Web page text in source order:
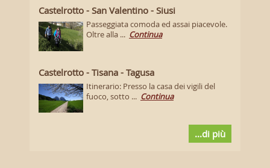
Castelrotto - San Valentino - Siusi
Passeggiata comoda ed assai piacevole.
Oltre alla ... Continua
Castelrotto - Tisana - Tagusa
Itinerario: Presso la casa dei vigili del
fuoco, sotto ... Continua
...di più